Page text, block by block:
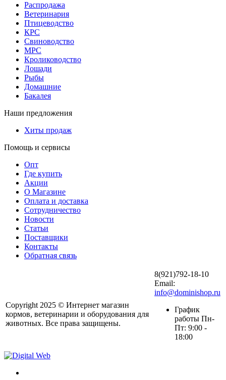
Распродажа
Ветеринария
Птицеводство
КРС
Свиноводство
МРС
Кролиководство
Лошади
Рыбы
Домашние
Бакалея
Наши предложения
Хиты продаж
Помощь и сервисы
Опт
Где купить
Акции
О Магазине
Оплата и доставка
Сотрудничество
Новости
Статьи
Поставщики
Контакты
Обратная связь
Copyright 2025 © Интернет магазин
кормов, ветеринарии и оборудования для
животных. Все права защищены.
8(921)792-18-10
Email:
info@dominishop.ru
График
работы Пн-
Пт: 9:00 -
18:00